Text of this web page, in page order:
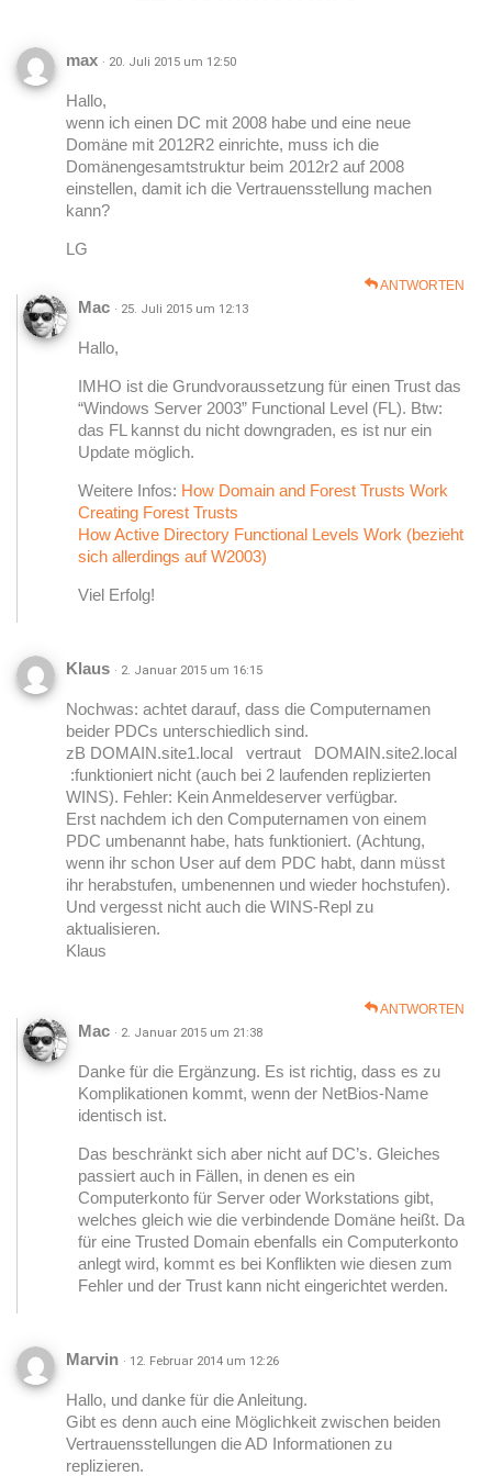
o
n
max · 20. Juli 2015 um 12:50
Hallo,
wenn ich einen DC mit 2008 habe und eine neue
Domäne mit 2012R2 einrichte, muss ich die
Domänengesamtstruktur beim 2012r2 auf 2008
einstellen, damit ich die Vertrauensstellung machen
kann?
LG
ANTWORTEN
Mac · 25. Juli 2015 um 12:13
Hallo,
IMHO ist die Grundvoraussetzung für einen Trust das
“Windows Server 2003” Functional Level (FL). Btw:
das FL kannst du nicht downgraden, es ist nur ein
Update möglich.
Weitere Infos: How Domain and Forest Trusts Work
Creating Forest Trusts
How Active Directory Functional Levels Work (bezieht
sich allerdings auf W2003)
Viel Erfolg!
Klaus · 2. Januar 2015 um 16:15
Nochwas: achtet darauf, dass die Computernamen
beider PDCs unterschiedlich sind.
zB DOMAIN.site1.local vertraut DOMAIN.site2.local
:funktioniert nicht (auch bei 2 laufenden replizierten
WINS). Fehler: Kein Anmeldeserver verfügbar.
Erst nachdem ich den Computernamen von einem
PDC umbenannt habe, hats funktioniert. (Achtung,
wenn ihr schon User auf dem PDC habt, dann müsst
ihr herabstufen, umbenennen und wieder hochstufen).
Und vergesst nicht auch die WINS-Repl zu
aktualisieren.
Klaus
ANTWORTEN
Mac · 2. Januar 2015 um 21:38
Danke für die Ergänzung. Es ist richtig, dass es zu
Komplikationen kommt, wenn der NetBios-Name
identisch ist.
Das beschränkt sich aber nicht auf DC’s. Gleiches
passiert auch in Fällen, in denen es ein
Computerkonto für Server oder Workstations gibt,
welches gleich wie die verbindende Domäne heißt. Da
für eine Trusted Domain ebenfalls ein Computerkonto
anlegt wird, kommt es bei Konflikten wie diesen zum
Fehler und der Trust kann nicht eingerichtet werden.
Marvin · 12. Februar 2014 um 12:26
Hallo, und danke für die Anleitung.
Gibt es denn auch eine Möglichkeit zwischen beiden
Vertrauensstellungen die AD Informationen zu
replizieren.